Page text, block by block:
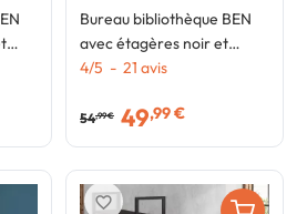
Bureau bibliothèque BEN
avec étagères noir et
façon hêtre
4/5 - 21 avis
54,99 € 49,99 €
favorite_border